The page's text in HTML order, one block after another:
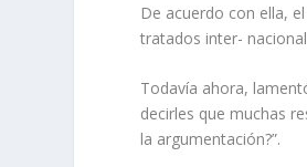
De acuerdo con ella,
tratados inter-
Todavía ahora,
decirles que muchas
la argumentación?”.